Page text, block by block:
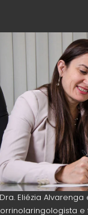
Eliézia